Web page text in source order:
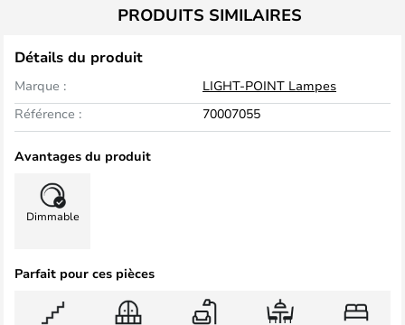
PRODUITS SIMILAIRES
Détails du produit
Marque :
LIGHT-POINT Lampes
Référence :
70007055
Avantages du produit
Dimmable
Parfait pour ces pièces